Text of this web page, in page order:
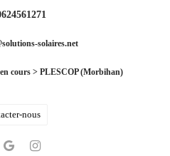
solaires.net
cours > PLESCOP (Morbihan)
nous